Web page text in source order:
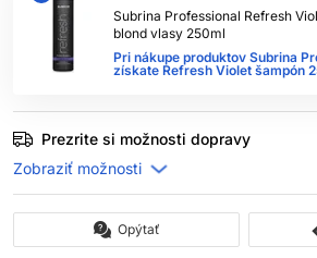
Subrina Professional Refresh
blond vlasy 250ml
Pri nákupe produktov Subrina
získate Refresh Violet šampón
Prezrite si možnosti dopravy
Opýtať